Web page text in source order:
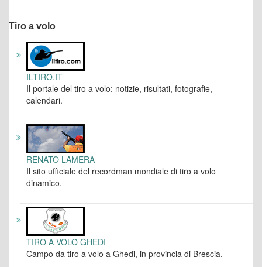
Tiro a volo
ILTIRO.IT
Il portale del tiro a volo: notizie, risultati, fotografie,
calendari.
RENATO LAMERA
Il sito ufficiale del recordman mondiale di tiro a volo
dinamico.
TIRO A VOLO GHEDI
Campo da tiro a volo a Ghedi, in provincia di Brescia.